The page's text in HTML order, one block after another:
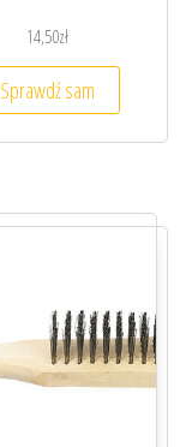
14,50zł
Sprawdź sam